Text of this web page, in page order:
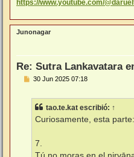
https://www.youtube.com/
Junonagar
Re: Sutra Lankavatara
M
30 Jun 2025 07:18
tao.te.kat escribió: ↑
Curiosamente, esta parte:
7.